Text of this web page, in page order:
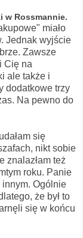
w Rossmannie.
miało
Jednak wyjście
Zawsze
Cię na
ale także i
dodatkowe trzy
Na pewno do
się
nikt sobie
znalazłam też
roku. Panie
innym. Ogólnie
że był to
się w końcu